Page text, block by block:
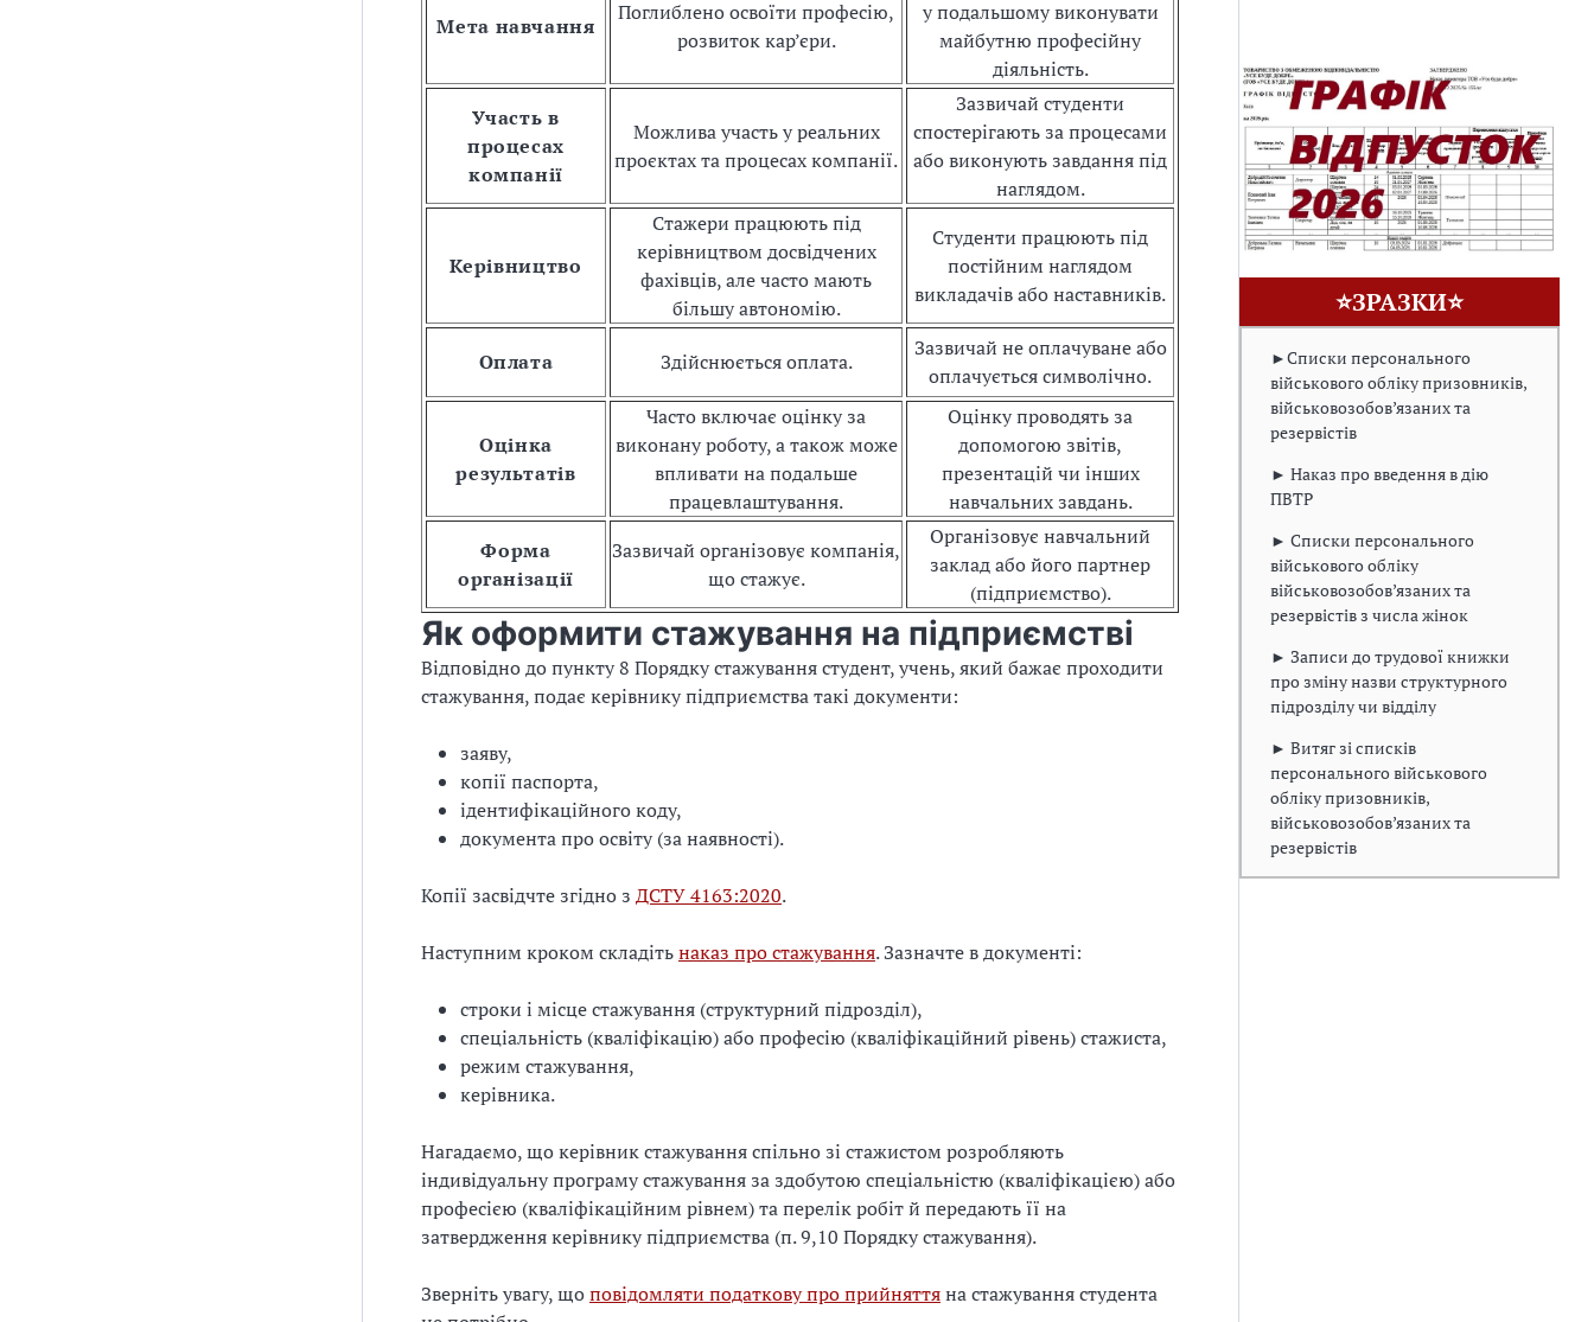
Мета навчання
Поглиблено освоїти професію,
розвиток кар’єри.
у подальшому виконувати
майбутню професійну
діяльність.
Участь в
процесах
компанії
Можлива участь у реальних
проєктах та процесах компанії.
Зазвичай студенти
спостерігають за процесами
або виконують завдання під
наглядом.
Керівництво
Стажери працюють під
керівництвом досвідчених
фахівців, але часто мають
більшу автономію.
Студенти працюють під
постійним наглядом
викладачів або наставників.
Оплата Здійснюється оплата.
Зазвичай не оплачуване або
оплачується символічно.
Оцінка
результатів
Часто включає оцінку за
виконану роботу, а також може
впливати на подальше
працевлаштування.
Оцінку проводять за
допомогою звітів,
презентацій чи інших
навчальних завдань.
Форма
організації
Зазвичай організовує компанія,
що стажує.
Організовує навчальний
заклад або його партнер
(підприємство).
Як оформити стажування на підприємстві
Відповідно до пункту 8 Порядку стажування студент, учень, який бажає проходити
стажування, подає керівнику підприємства такі документи:
заяву,
копії паспорта,
ідентифікаційного коду,
документа про освіту (за наявності).
Копії засвідчте згідно з ДСТУ 4163:2020.
Наступним кроком складітьнаказ про стажування. Зазначте в документі:
строки і місце стажування (структурний підрозділ),
спеціальність (кваліфікацію) або професію (кваліфікаційний рівень) стажиста,
режим стажування,
керівника.
Нагадаємо, що керівник стажування спільно зі стажистом розробляють
індивідуальну програму стажування за здобутою спеціальністю (кваліфікацією) або
професією (кваліфікаційним рівнем) та перелік робіт й передають її на
затвердження керівнику підприємства (п. 9,10 Порядку стажування).
Зверніть увагу, щоповідомляти податкову про прийняттяна стажування студента
⭐ЗРАЗКИ⭐
►Списки персонального
військового обліку призовників,
військовозобов’язаних та
резервістів
► Наказ про введення в дію
ПВТР
► Списки персонального
військового обліку
військовозобов’язаних та
резервістів з числа жінок
► Записи до трудової книжки
про зміну назви структурного
підрозділу чи відділу
► Витяг зі списків
персонального військового
обліку призовників,
військовозобов’язаних та
резервістів